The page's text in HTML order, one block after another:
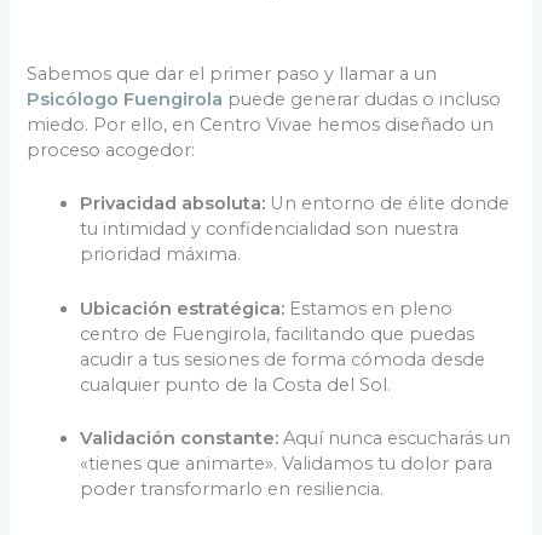
Sabemos que dar el primer paso y llamar a un
Psicólogo Fuengirola puede generar dudas o incluso
miedo. Por ello, en Centro Vivae hemos diseñado un
proceso acogedor:
Privacidad absoluta: Un entorno de élite donde
tu intimidad y confidencialidad son nuestra
prioridad máxima.
Ubicación estratégica: Estamos en pleno
centro de Fuengirola, facilitando que puedas
acudir a tus sesiones de forma cómoda desde
cualquier punto de la Costa del Sol.
Validación constante: Aquí nunca escucharás un
«tienes que animarte». Validamos tu dolor para
poder transformarlo en resiliencia.